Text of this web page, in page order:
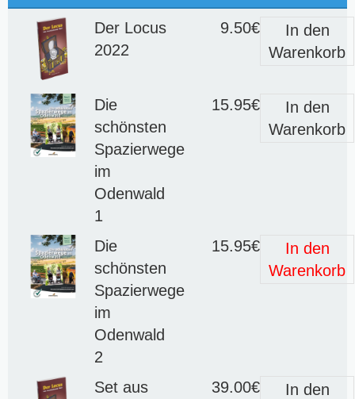
Der Locus
2022
9.50€
In den
Warenkorb
Die
schönsten
Spazierwege
im
Odenwald
1
15.95€
In den
Warenkorb
Die
schönsten
Spazierwege
im
Odenwald
2
15.95€
In den
Warenkorb
Set aus
39.00€
In den